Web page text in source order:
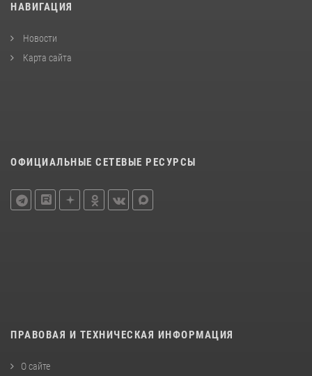
НАВИГАЦИЯ
Новости
Карта сайта
ОФИЦИАЛЬНЫЕ СЕТЕВЫЕ РЕСУРСЫ
ПРАВОВАЯ И ТЕХНИЧЕСКАЯ ИНФОРМАЦИЯ
О сайте